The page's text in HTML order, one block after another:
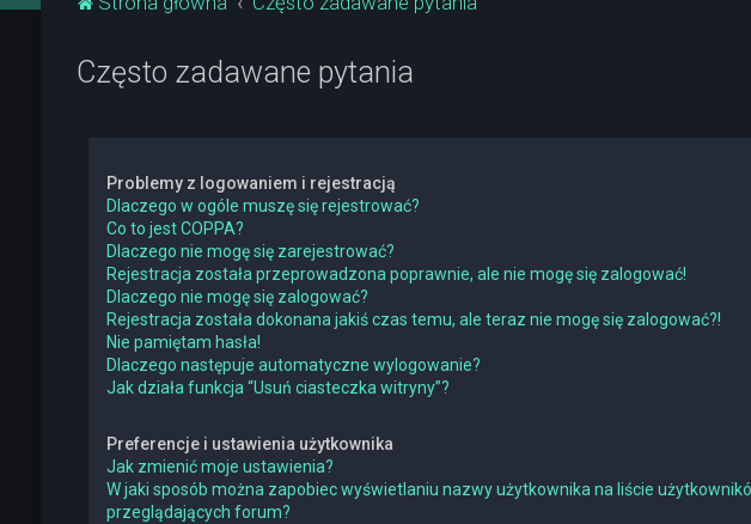
Często zadawane pytania
Problemy z logowaniem i rejestracją
Dlaczego w ogóle muszę się rejestrować?
Co to jest COPPA?
Dlaczego nie mogę się zarejestrować?
Rejestracja została przeprowadzona poprawnie, ale nie mogę się zalogować!
Dlaczego nie mogę się zalogować?
Rejestracja została dokonana jakiś czas temu, ale teraz nie mogę się zalogować?!
Nie pamiętam hasła!
Dlaczego następuje automatyczne wylogowanie?
Jak działa funkcja “Usuń ciasteczka witryny”?
Preferencje i ustawienia użytkownika
Jak zmienić moje ustawienia?
W jaki sposób można zapobiec wyświetlaniu nazwy użytkownika na liście
przeglądających forum?